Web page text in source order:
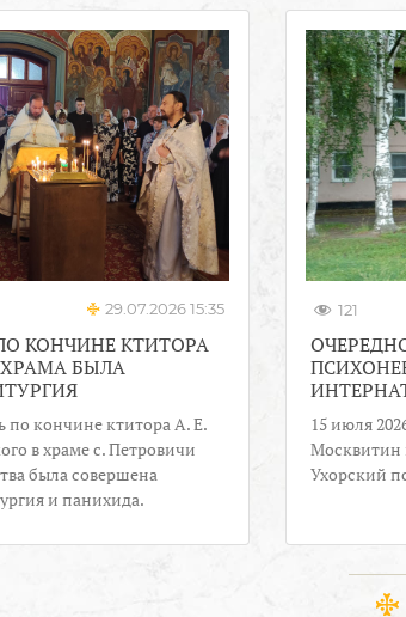
29.07.2026 15:35
КОНЧИНЕ КТИТОРА
БЫЛА
по кончине ктитора А. Е.
в храме с. Петровичи
была совершена
и панихида.
121
15 июля
Москвитин
Ухорский